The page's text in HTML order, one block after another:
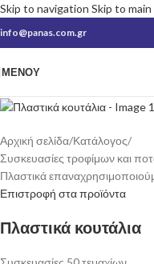
Skip to navigation Skip to
info@panas.com.gr
ΜΕΝΟΎ
Αρχική σελίδα/Κατάλογος/
Συσκευασίες τροφίμων και
Πλαστικά
Επιστροφή στα προϊόντα
Πλαστικά κουτάλια